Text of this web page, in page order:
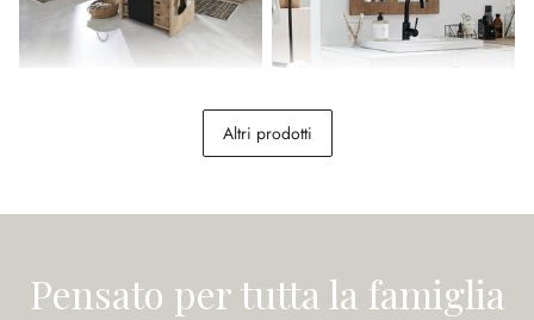
189,00 €
Altri prodotti
Pensato per tutta la famiglia